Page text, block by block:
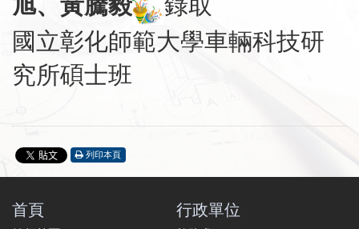
旭、黃騰毅
錄取
國立彰化師範大學車輛科技研
究所碩士班
列印本頁
首頁 行政單位